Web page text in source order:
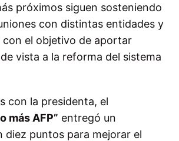
próximos siguen sosteniendo
con distintas entidades y
con el objetivo de aportar
vista a la reforma del sistema
con la presidenta, el
más AFP” entregó un
diez puntos para mejorar el